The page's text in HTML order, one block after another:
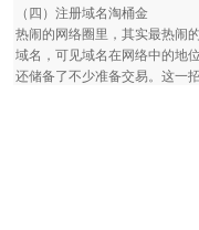
（四）注册域名淘桶金
热闹的网络圈里，其实最热闹
域名，可见域名在网络中的地
还储备了不少准备交易。这一